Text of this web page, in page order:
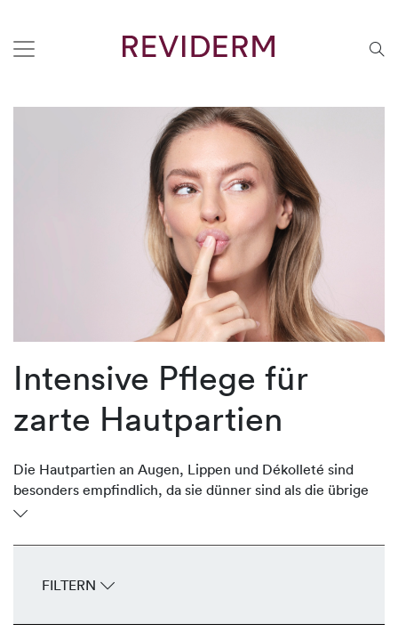
Intensive Pflege für
zarte Hautpartien
Die Hautpartien an Augen, Lippen und Dékolleté sind
besonders empfindlich, da sie dünner sind als die übrige
Gesichtshaut. Oftmals sind sie aber stark der Sonne
entwickeln frühzeitig Fältchen und Falten. Die
durchfeuchten, glätten und straffen die zarten
FILTERN